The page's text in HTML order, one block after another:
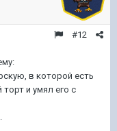
#12
в которой есть
и умял его с